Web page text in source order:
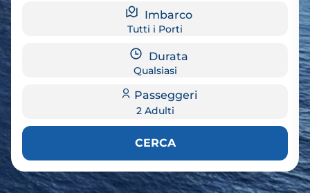
Imbarco
Tutti i Porti
Durata
Qualsiasi
Passeggeri
2 Adulti
CERCA